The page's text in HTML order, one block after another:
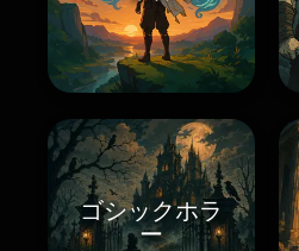
ゴシックホラ
ー